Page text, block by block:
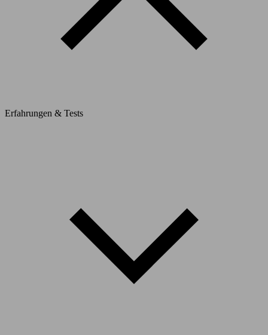
Erfahrungen & Tests